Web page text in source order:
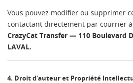
Vous pouvez modifier ou supprimer
contactant directement par courrier
CrazyCat Transfer — 110 Boulevard
LAVAL.
4. Droit d'auteur et Propriété